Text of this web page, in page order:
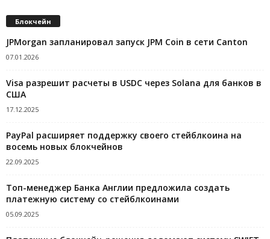
Блокчейн
JPMorgan запланировал запуск JPM Coin в сети Canton
07.01.2026
Visa разрешит расчеты в USDC через Solana для банков в
США
17.12.2025
PayPal расширяет поддержку своего стейблкоина на
восемь новых блокчейнов
22.09.2025
Топ-менеджер Банка Англии предложила создать
платежную систему со стейблкоинами
05.09.2025